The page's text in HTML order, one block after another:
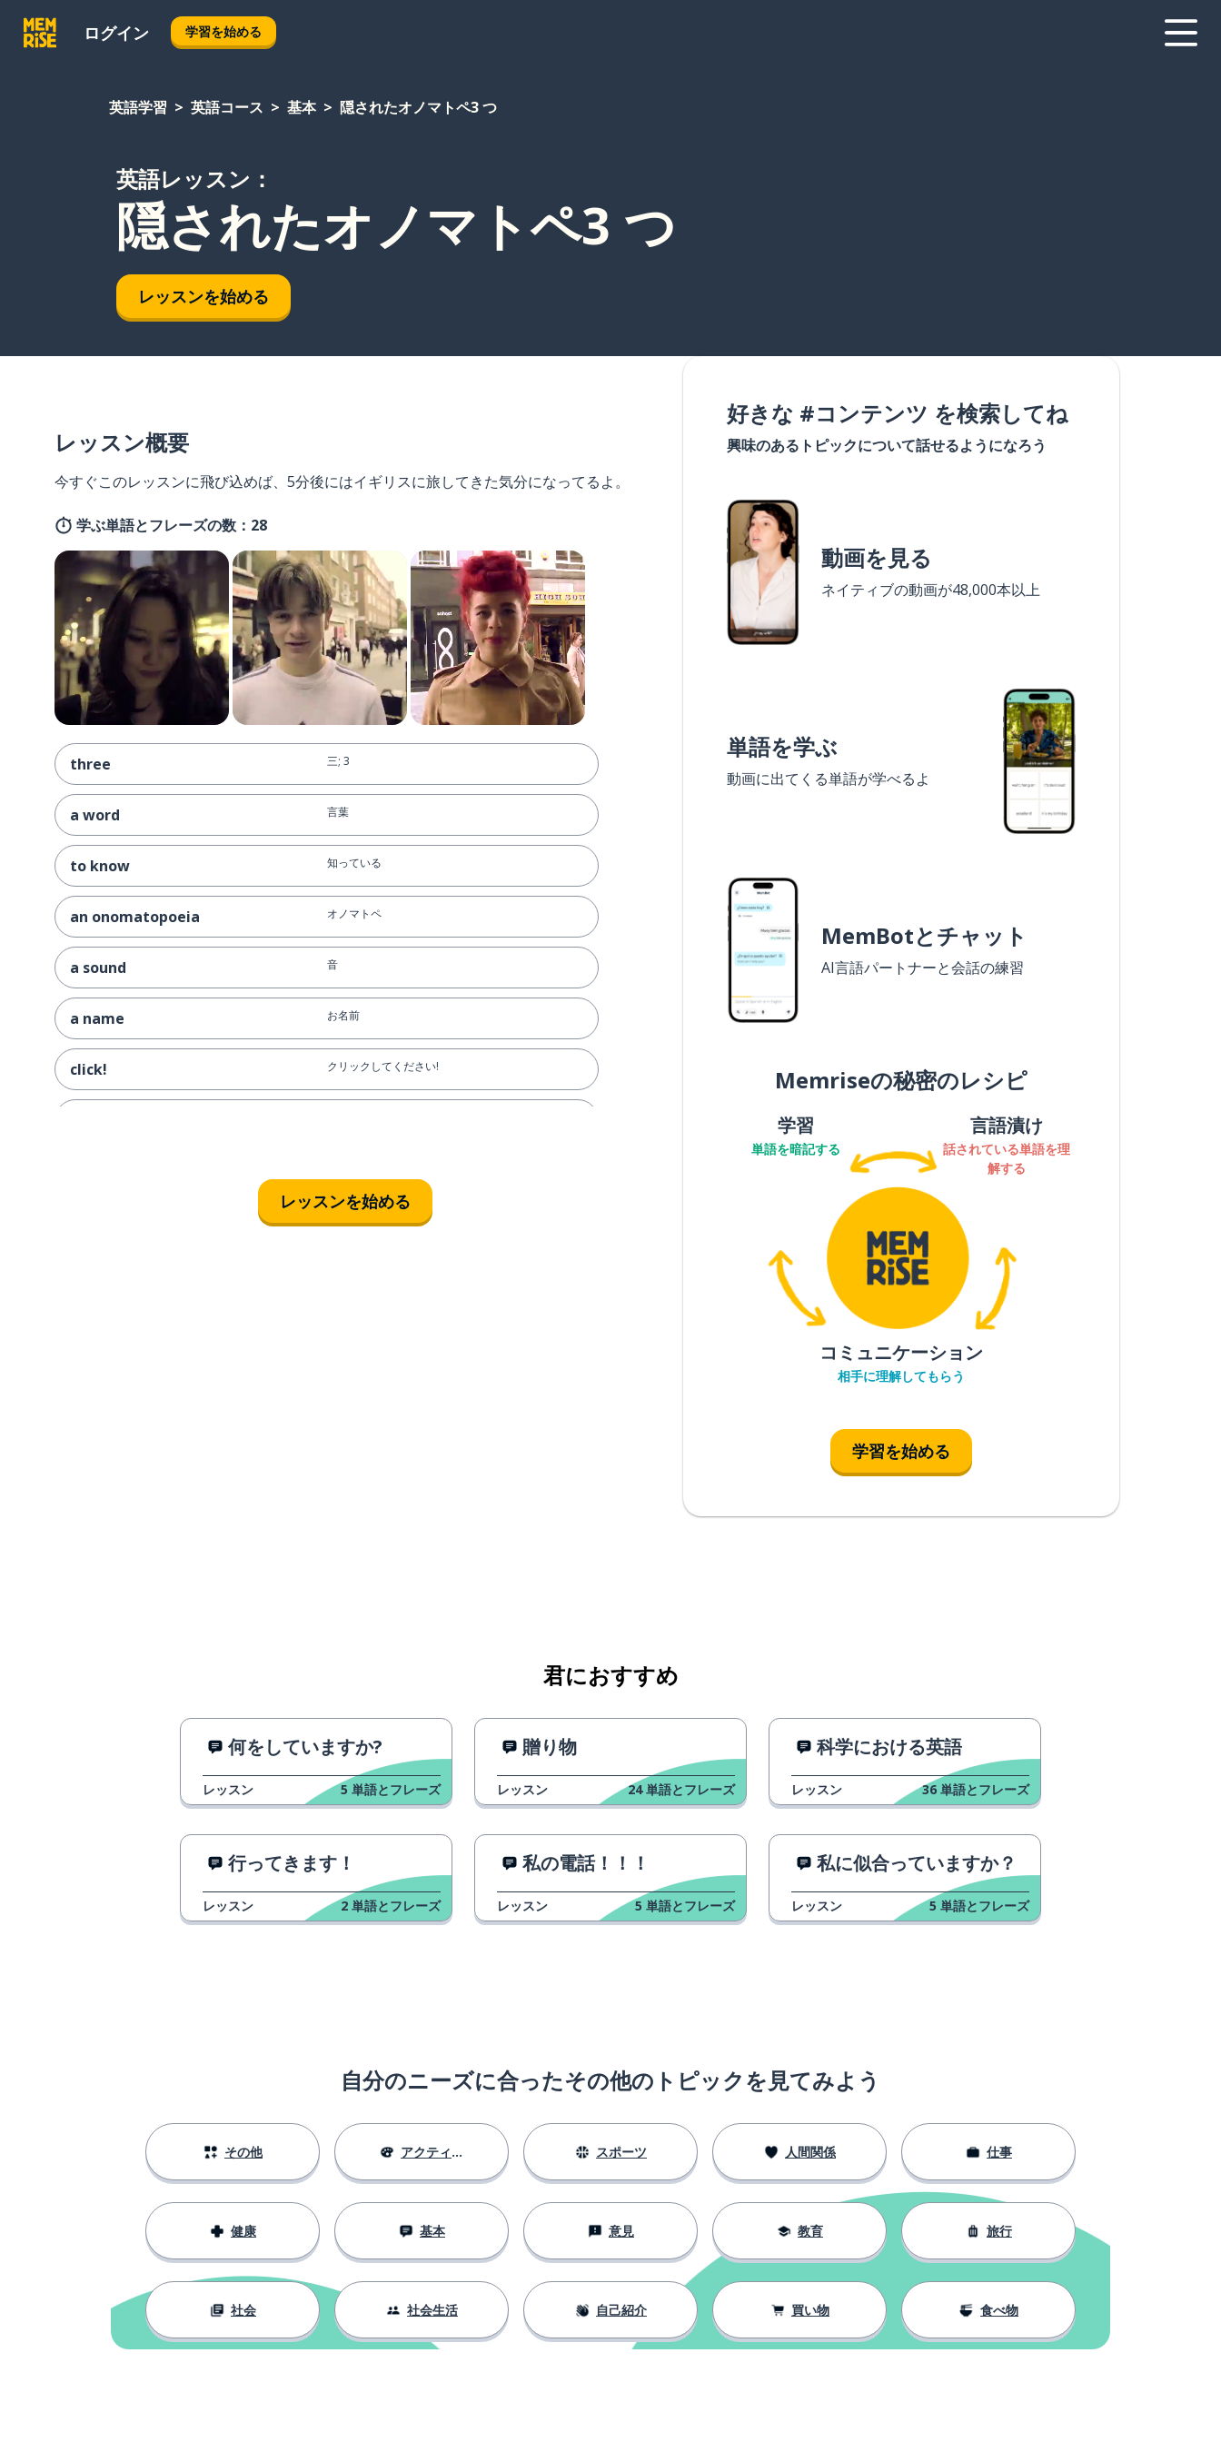
ログイン 学習を始める
英語学習 英語コース 基本 隠されたオノマトペ3 つ
英語レッスン：
隠されたオノマトペ3 つ
レッスンを始める
レッスン概要
今すぐこのレッスンに飛び込めば、5分後にはイギリスに旅してきた気分になってるよ。
学ぶ単語とフレーズの数：28
three 三; 3
a word 言葉
to know 知っている
an onomatopoeia オノマトペ
a sound 音
a name お名前
click! クリックしてください!
建てる
目を細める
見る
レッスンを始める
好きな #コンテンツ を検索してね
興味のあるトピックについて話せるようになろう
動画を見る
ネイティブの動画が48,000本以上
単語を学ぶ
動画に出てくる単語が学べるよ
MemBotとチャット
AI言語パートナーと会話の練習
Memriseの秘密のレシピ
学習
単語を暗記する
言語漬け
話されている単語を理
解する
コミュニケーション
相手に理解してもらう
学習を始める
君におすすめ
何をしていますか?
レッスン 5 単語とフレーズ
贈り物
レッスン 24 単語とフレーズ
科学における英語
レッスン 36 単語とフレーズ
行ってきます！
レッスン 2 単語とフレーズ
私の電話！！！
レッスン 5 単語とフレーズ
私に似合っていますか？
レッスン 5 単語とフレーズ
自分のニーズに合ったその他のトピックを見てみよう
その他 アクティビティ スポーツ 人間関係 仕事
健康 基本 意見 教育 旅行
社会 社会生活 自己紹介 買い物 食べ物